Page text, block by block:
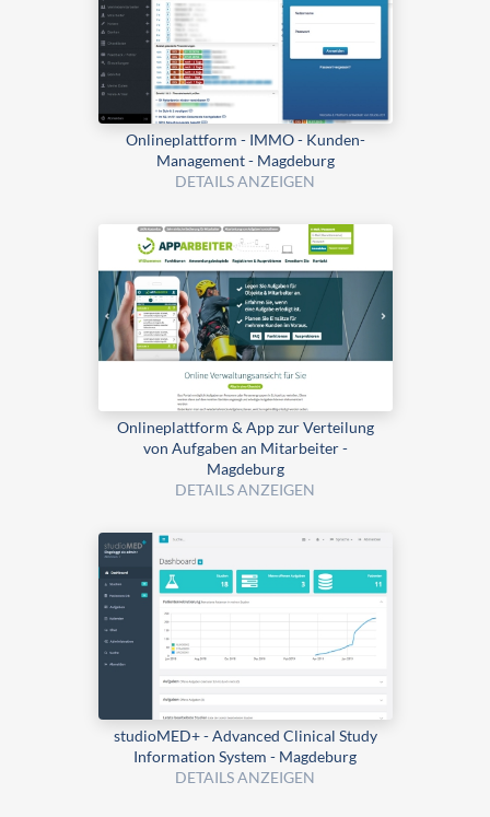
Onlineplattform - IMMO - Kunden-
Management - Magdeburg
DETAILS ANZEIGEN
Onlineplattform & App zur Verteilung
von Aufgaben an Mitarbeiter -
Magdeburg
DETAILS ANZEIGEN
studioMED+ - Advanced Clinical Study
Information System - Magdeburg
DETAILS ANZEIGEN